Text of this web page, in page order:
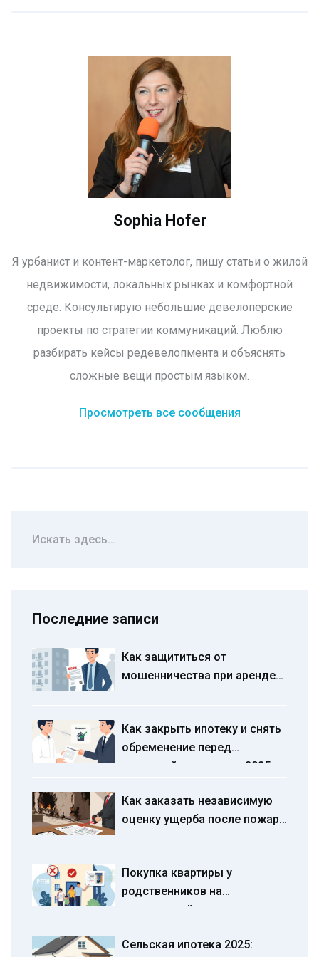
Sophia Hofer
Я урбанист и контент-маркетолог, пишу статьи о жилой
недвижимости, локальных рынках и комфортной
среде. Консультирую небольшие девелоперские
проекты по стратегии коммуникаций. Люблю
разбирать кейсы редевелопмента и объяснять
сложные вещи простым языком.
Просмотреть все сообщения
Последние записи
Как защититься от
мошенничества при аренде
собственников
Как закрыть ипотеку и снять
обременение перед
продажей квартиры в 2025
Как заказать независимую
оценку ущерба после пожара
цены 2025
Покупка квартиры у
родственников на
материнский капитал:
Сельская ипотека 2025: